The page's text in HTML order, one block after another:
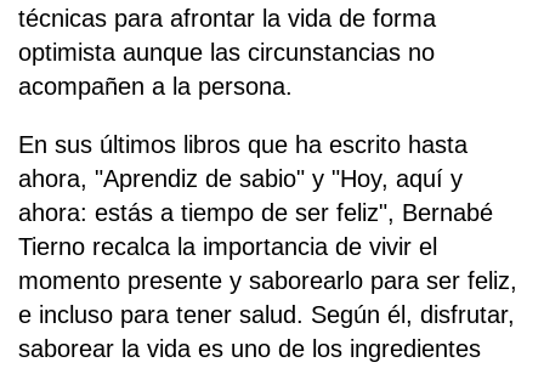
técnicas para afrontar la vida de forma
optimista aunque las circunstancias no
acompañen a la persona.
En sus últimos libros que ha escrito hasta
ahora, "Aprendiz de sabio" y "Hoy, aquí y
ahora: estás a tiempo de ser feliz", Bernabé
Tierno recalca la importancia de vivir el
momento presente y saborearlo para ser feliz,
e incluso para tener salud. Según él, disfrutar,
saborear la vida es uno de los ingredientes